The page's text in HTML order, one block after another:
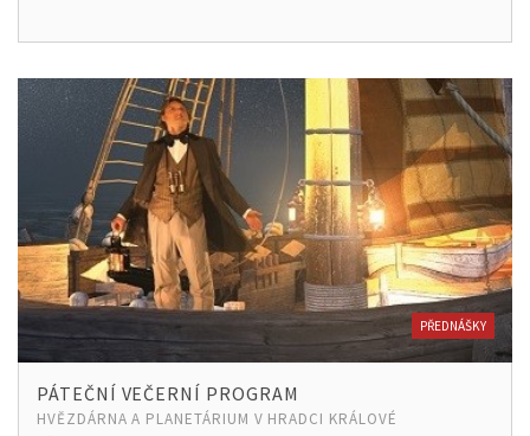
PŘEDNÁŠKY
PÁTEČNÍ VEČERNÍ PROGRAM
HVĚZDÁRNA A PLANETÁRIUM V HRADCI KRÁLOVÉ